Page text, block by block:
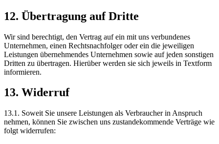
12. Übertragung auf Dritte
Wir sind berechtigt, den Vertrag auf ein mit uns verbundenes
Unternehmen, einen Rechtsnachfolger oder ein die jeweiligen
Leistungen übernehmendes Unternehmen sowie auf jeden sonstigen
Dritten zu übertragen. Hierüber werden sie sich jeweils in Textform
informieren.
13. Widerruf
13.1. Soweit Sie unsere Leistungen als Verbraucher in Anspruch
nehmen, können Sie zwischen uns zustandekommende Verträge wie
folgt widerrufen: